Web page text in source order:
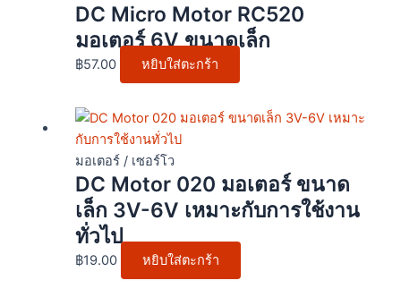
DC Micro Motor RC520
มอเตอร์ 6V ขนาดเล็ก
฿57.00 หยิบใส่ตะกร้า
มอเตอร์ / เซอร์โว
DC Motor 020 มอเตอร์ ขนาด
เล็ก 3V-6V เหมาะกับการใช้งาน
ทั่วไป
฿19.00 หยิบใส่ตะกร้า